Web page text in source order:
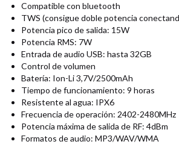
Compatible con bluetooth
TWS (consigue doble potencia
Potencia pico de salida: 15W
Potencia RMS: 7W
Entrada de audio USB: hasta 32GB
Control de volumen
Batería: Ion-Li 3,7V/2500mAh
Tiempo de funcionamiento: 9 horas
Resistente al agua: IPX6
Frecuencia de operación: 2402-2480MHz
Potencia máxima de salida de RF: 4dBm
Formatos de audio: MP3/WAV/WMA